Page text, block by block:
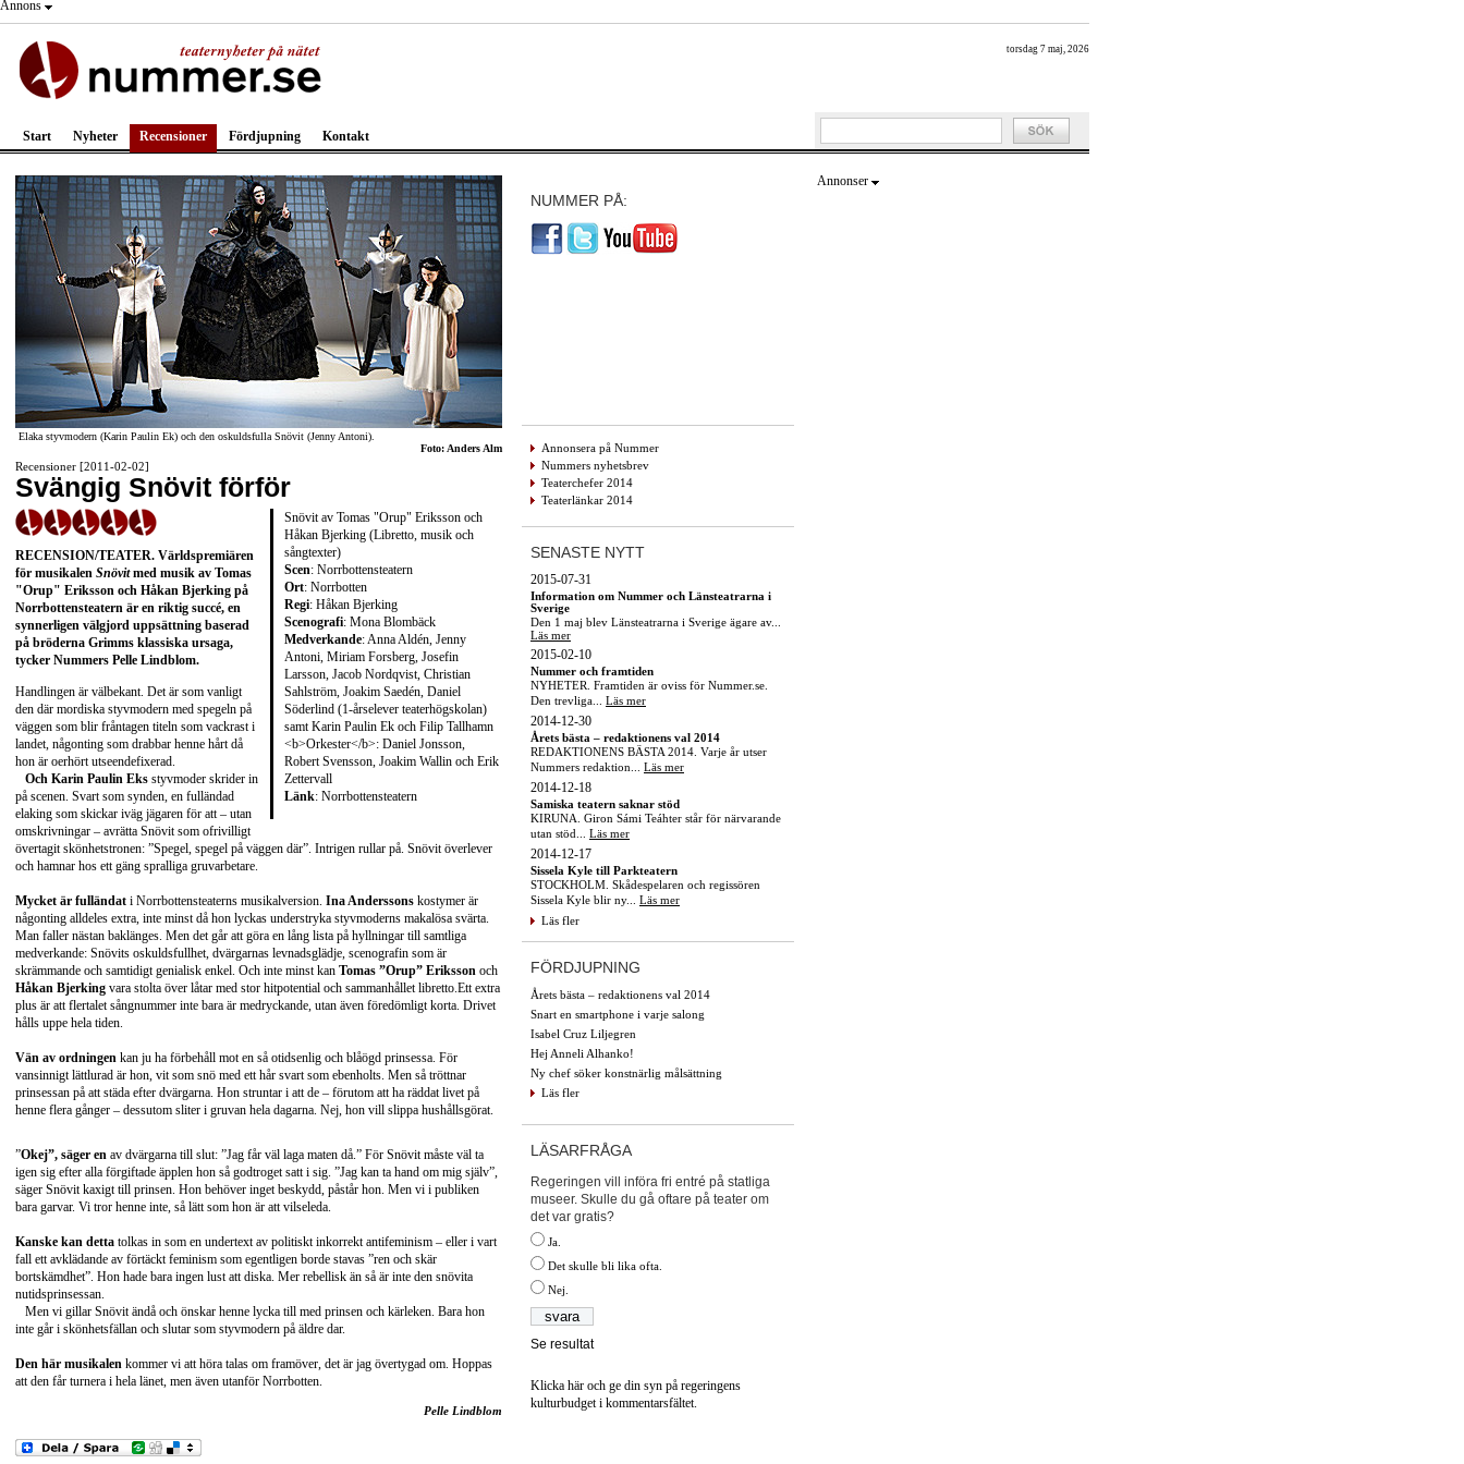
Annons
torsdag 7 maj, 2026
Start Nyheter Recensioner Fördjupning Kontakt
Elaka styvmodern (Karin Paulin Ek) och den oskuldsfulla Snövit (Jenny Antoni).
Foto: Anders Alm
Recensioner [2011-02-02]
Svängig Snövit förför
Snövit av Tomas "Orup" Eriksson och
Håkan Bjerking (Libretto, musik och
sångtexter)
Scen: Norrbottensteatern
Ort: Norrbotten
Regi: Håkan Bjerking
Scenografi: Mona Blombäck
Medverkande: Anna Aldén, Jenny
Antoni, Miriam Forsberg, Josefin
Larsson, Jacob Nordqvist, Christian
Sahlström, Joakim Saedén, Daniel
Söderlind (1-årselever teaterhögskolan)
samt Karin Paulin Ek och Filip Tallhamn
<b>Orkester</b>: Daniel Jonsson,
Robert Svensson, Joakim Wallin och Erik
Zettervall
Länk: Norrbottensteatern
RECENSION/TEATER. Världspremiären
för musikalen Snövitmed musik av Tomas
"Orup" Eriksson och Håkan Bjerking på
Norrbottensteatern är en riktig succé, en
synnerligen välgjord uppsättning baserad
på bröderna Grimms klassiska ursaga,
tycker Nummers Pelle Lindblom.
Handlingen är välbekant. Det är som vanligt
den där mordiska styvmodern med spegeln på
väggen som blir fråntagen titeln som vackrast i
landet, någonting som drabbar henne hårt då
hon är oerhört utseendefixerad.
Och Karin Paulin Eks styvmoder skrider in
på scenen. Svart som synden, en fulländad
elaking som skickar iväg jägaren för att – utan
omskrivningar – avrätta Snövit som ofrivilligt
övertagit skönhetstronen: ”Spegel, spegel på väggen där”. Intrigen rullar på. Snövit överlever
och hamnar hos ett gäng spralliga gruvarbetare.
Mycket är fulländat i Norrbottensteaterns musikalversion. Ina Anderssons kostymer är
någonting alldeles extra, inte minst då hon lyckas understryka styvmoderns makalösa svärta.
Man faller nästan baklänges. Men det går att göra en lång lista på hyllningar till samtliga
medverkande: Snövits oskuldsfullhet, dvärgarnas levnadsglädje, scenografin som är
skrämmande och samtidigt genialisk enkel. Och inte minst kan Tomas ”Orup” Eriksson och
Håkan Bjerking vara stolta över låtar med stor hitpotential och sammanhållet libretto.Ett extra
plus är att flertalet sångnummer inte bara är medryckande, utan även föredömligt korta. Drivet
hålls uppe hela tiden.
Vän av ordningen kan ju ha förbehåll mot en så otidsenlig och blåögd prinsessa. För
vansinnigt lättlurad är hon, vit som snö med ett hår svart som ebenholts. Men så tröttnar
prinsessan på att städa efter dvärgarna. Hon struntar i att de – förutom att ha räddat livet på
henne flera gånger – dessutom sliter i gruvan hela dagarna. Nej, hon vill slippa hushållsgörat.
”Okej”, säger en av dvärgarna till slut: ”Jag får väl laga maten då.” För Snövit måste väl ta
igen sig efter alla förgiftade äpplen hon så godtroget satt i sig. ”Jag kan ta hand om mig själv”,
säger Snövit kaxigt till prinsen. Hon behöver inget beskydd, påstår hon. Men vi i publiken
bara garvar. Vi tror henne inte, så lätt som hon är att vilseleda.
Kanske kan detta tolkas in som en undertext av politiskt inkorrekt antifeminism – eller i vart
fall ett avklädande av förtäckt feminism som egentligen borde stavas ”ren och skär
bortskämdhet”. Hon hade bara ingen lust att diska. Mer rebellisk än så är inte den snövita
nutidsprinsessan.
Men vi gillar Snövit ändå och önskar henne lycka till med prinsen och kärleken. Bara hon
inte går i skönhetsfällan och slutar som styvmodern på äldre dar.
Den här musikalen kommer vi att höra talas om framöver, det är jag övertygad om. Hoppas
att den får turnera i hela länet, men även utanför Norrbotten.
Pelle Lindblom
NUMMER PÅ:
Annonsera på Nummer
Nummers nyhetsbrev
Teaterchefer 2014
Teaterlänkar 2014
SENASTE NYTT
2015-07-31
Information om Nummer och Länsteatrarna i
Sverige
Den 1 maj blev Länsteatrarna i Sverige ägare av...
Läs mer
2015-02-10
Nummer och framtiden
NYHETER. Framtiden är oviss för Nummer.se.
Den trevliga... Läs mer
2014-12-30
Årets bästa – redaktionens val 2014
REDAKTIONENS BÄSTA 2014. Varje år utser
Nummers redaktion... Läs mer
2014-12-18
Samiska teatern saknar stöd
KIRUNA. Giron Sámi Teáhter står för närvarande
utan stöd... Läs mer
2014-12-17
Sissela Kyle till Parkteatern
STOCKHOLM. Skådespelaren och regissören
Sissela Kyle blir ny... Läs mer
Läs fler
FÖRDJUPNING
Årets bästa – redaktionens val 2014
Snart en smartphone i varje salong
Isabel Cruz Liljegren
Hej Anneli Alhanko!
Ny chef söker konstnärlig målsättning
Läs fler
LÄSARFRÅGA
Regeringen vill införa fri entré på statliga
museer. Skulle du gå oftare på teater om
det var gratis?
Ja.
Det skulle bli lika ofta.
Nej.
Se resultat
Klicka här och ge din syn på regeringens
kulturbudget i kommentarsfältet.
Annonser